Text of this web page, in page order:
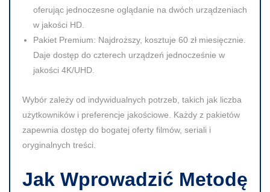
oferując jednoczesne oglądanie na dwóch urządzeniach
w jakości HD.
Pakiet Premium: Najdroższy, kosztuje 60 zł miesięcznie.
Daje dostęp do czterech urządzeń jednocześnie w
jakości 4K/UHD.
Wybór zależy od indywidualnych potrzeb, takich jak liczba
użytkowników i preferencje jakościowe. Każdy z pakietów
zapewnia dostęp do bogatej oferty filmów, seriali i
oryginalnych treści.
Jak Wprowadzić Metodę